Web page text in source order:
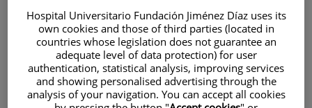
Hospital Universitario Fundación Jiménez Díaz uses its
own cookies and those of third parties (located in
countries whose legislation does not guarantee an
adequate level of data protection) for user
authentication, statistical analysis, improving services
and showing personalised advertising through the
analysis of your navigation. You can accept all cookies